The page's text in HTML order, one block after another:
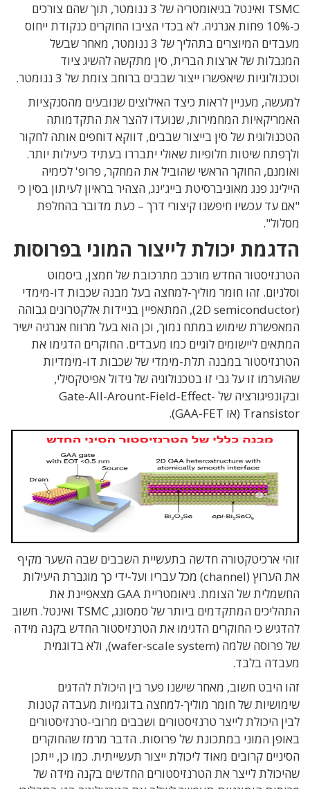
TSMC ואינטל בגיאומטריה של 3 ננומטר, תוך שהם צורכים
כ-10% פחות אנרגיה. לא בכדי הציבו החוקרים כנקודת ייחוס
מעבדים המיוצרים בתהליך של 3 ננומטר, מאחר שבשל
המגבלות של ארצות הברית, סין מתקשה להשיג ציוד
וטכנולוגיות שיאפשרו ייצור שבבים ברוחב צומת של 3 ננומטר.
למעשה, מעניין לראות כיצד האילוצים שנובעים מהסנקציות
האמריקאיות המחמירות, שנועדו להצר את התקדמותה
הטכנולוגית של סין בייצור שבבים, דווקא דוחפים אותה לחקור
ולךפתח שיטות חלופיות שאולי יתבררו בעתיד כיעילות יותר.
ואומנם, החוקר הראשי שהוביל את המחקר, פרופ' לכימיה
היילינג פנג מאוניברסיטת בייג'ינג, הצהיר בראיון לעיתון בסין כי
"אם עד עכשיו חיפשנו קיצורי דרך – כעת מדובר בהחלפת
מסלול".
הדגמת יכולת לייצור המוני בפרוסות
הטרנזיסטור החדש מורכב מתרכובת של חמצן, ביסמוט
וסלניום. זהו חומר מוליך-למחצה בעל מבנה שכבות דו-מימדי
(
2D semiconductor
), המתאפיין בניידות אלקטרונים גבוהה
המאפשרת שימוש במתח נמוך, וכן הוא בעל מרווח אנרגיה ישיר
המתאים ליישומים לוגיים כמו מעבדים. החוקרים הדגימו את
הטרנזיסטור במבנה תלת-מימדי של שכבות דו-מימדיות
שהוערמו זו על גבי זו בטכנולוגיה של גידול אפיטקסילי,
ובקונפיגורציה של Gate-All-Arount-Field-Effect-
Transistor (או GAA-FET).
זוהי ארכיטקטורה חדשה בתעשיית השבבים שבה השער מקיף
את הערוץ (channel) מכל עבריו ועל-ידי כך מוגברת היעילות
החשמלית של הצומת. גיאומטריית GAA מצאפיינת את
התהליכים המתקדמים ביותר של סמסונג, TSMC ואינטל. חשוב
להדגיש כי החוקרים הדגימו את הטרנזיסטור החדש בקנה מידה
של פרוסה שלמה (wafer-scale system), ולא בדוגמית
מעבדה בלבד.
זהו היבט חשוב, מאחר שישנו פער בין היכולת להדגים
שימושיות של חומר מוליך-למחצה בדוגמיות מעבדה קטנות
לבין היכולת לייצר טרנזיסטורים ושבבים מרובי-טרנזיסטורים
באופן המוני במתכונת של פרוסות. הדבר מרמז שהחוקרים
הסיניים קרובים מאוד ליכולת ייצור תעשייתית. כמו כן, ייתכן
שהיכולת לייצר את הטרנזיסטורים החדשים בקנה מידה של